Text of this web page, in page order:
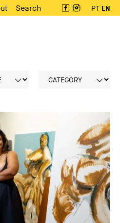
Search PT EN